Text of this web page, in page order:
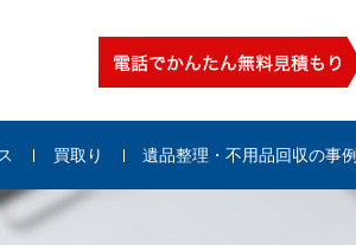
買取り 遺品整理・不用品回収の事例